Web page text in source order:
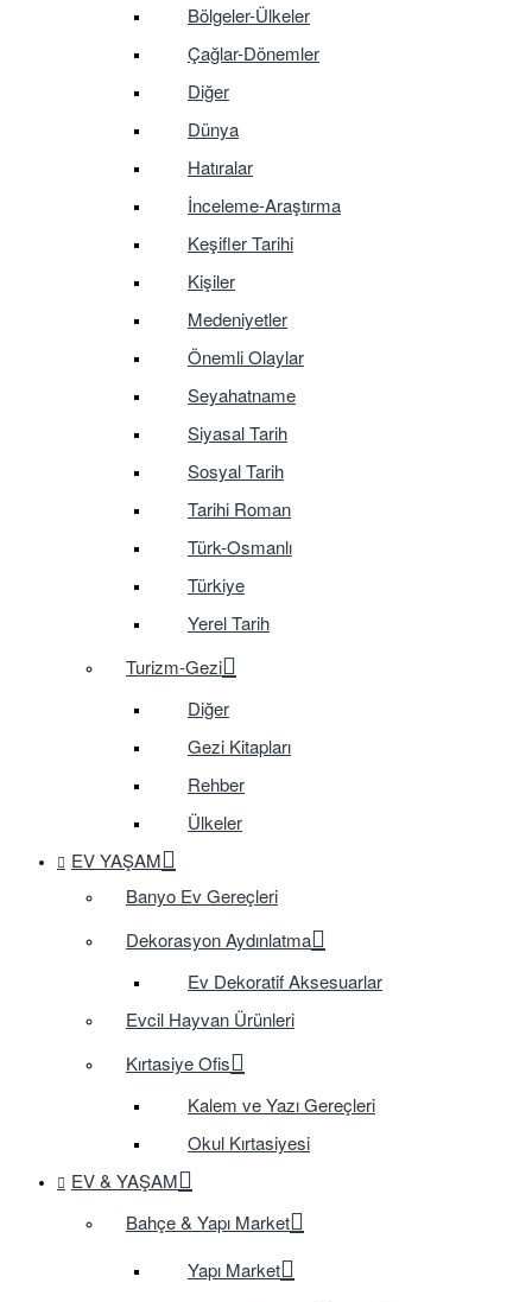
Bölgeler-Ülkeler
Çağlar-Dönemler
Diğer
Dünya
Hatıralar
İnceleme-Araştırma
Keşifler Tarihi
Kişiler
Medeniyetler
Önemli Olaylar
Seyahatname
Siyasal Tarih
Sosyal Tarih
Tarihi Roman
Türk-Osmanlı
Türkiye
Yerel Tarih
Turizm-Gezi
Diğer
Gezi Kitapları
Rehber
Ülkeler
EV YAŞAM
Banyo Ev Gereçleri
Dekorasyon Aydınlatma
Ev Dekoratif Aksesuarlar
Evcil Hayvan Ürünleri
Kırtasiye Ofis
Kalem ve Yazı Gereçleri
Okul Kırtasiyesi
EV & YAŞAM
Bahçe & Yapı Market
Yapı Market